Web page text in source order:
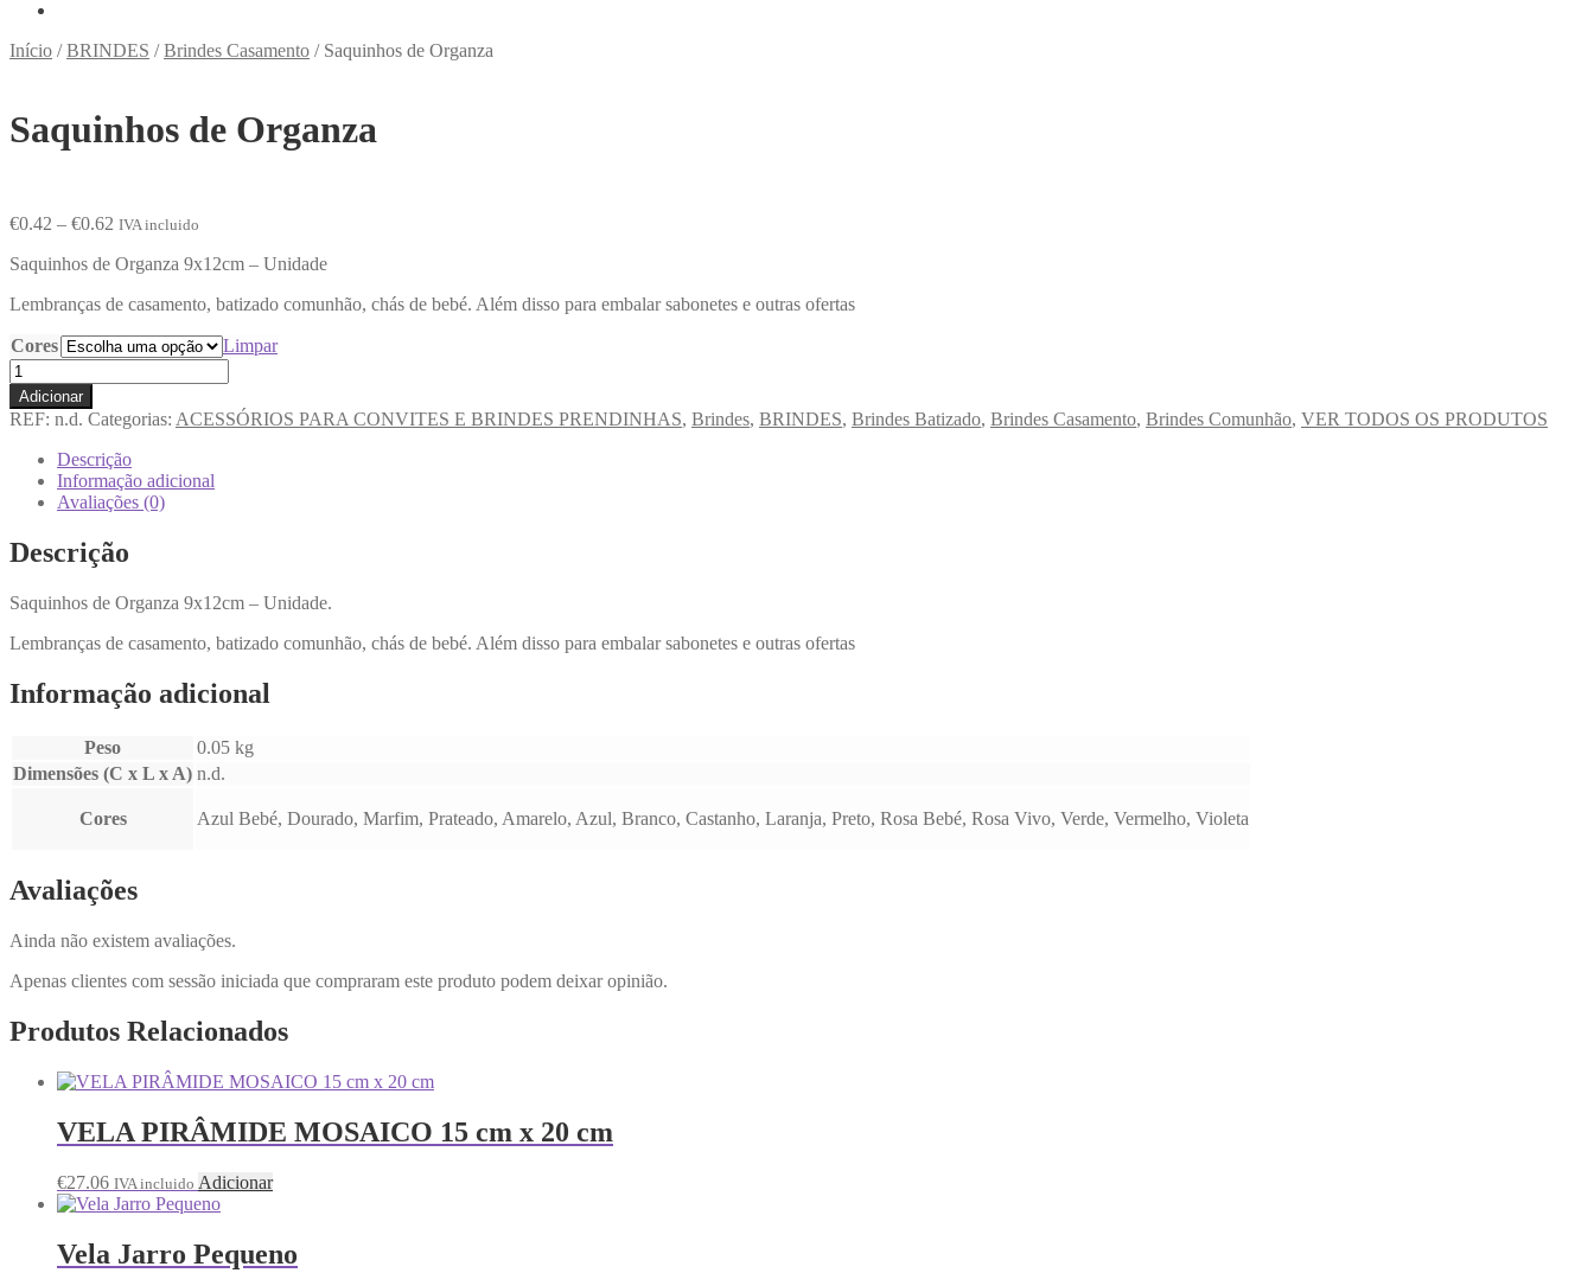
Início /BRINDES /Brindes Casamento / Saquinhos de Organza
Saquinhos de Organza
€0.42 – €0.62 IVA incluido
Saquinhos de Organza 9x12cm – Unidade
Lembranças de casamento, batizado comunhão, chás de bebé. Além disso para embalar sabonetes e outras ofertas
Cores Limpar
Adicionar
REF: n.d. Categorias: ACESSÓRIOS PARA CONVITES E BRINDES PRENDINHAS, Brindes, BRINDES, Brindes Batizado, Brindes Casamento, Brindes Comunhão, VER TODOS OS PRODUTOS
Descrição
Informação adicional
Avaliações (0)
Descrição
Saquinhos de Organza 9x12cm – Unidade.
Lembranças de casamento, batizado comunhão, chás de bebé. Além disso para embalar sabonetes e outras ofertas
Informação adicional
Peso
0.05 kg
Dimensões (C x L x A) n.d.
Cores Azul Bebé, Dourado, Marfim, Prateado, Amarelo, Azul, Branco, Castanho, Laranja, Preto, Rosa Bebé, Rosa Vivo, Verde, Vermelho, Violeta
Avaliações
Ainda não existem avaliações.
Apenas clientes com sessão iniciada que compraram este produto podem deixar opinião.
Produtos Relacionados
VELA PIRÂMIDE MOSAICO 15 cm x 20 cm
€27.06 IVA incluido Adicionar
Vela Jarro Pequeno